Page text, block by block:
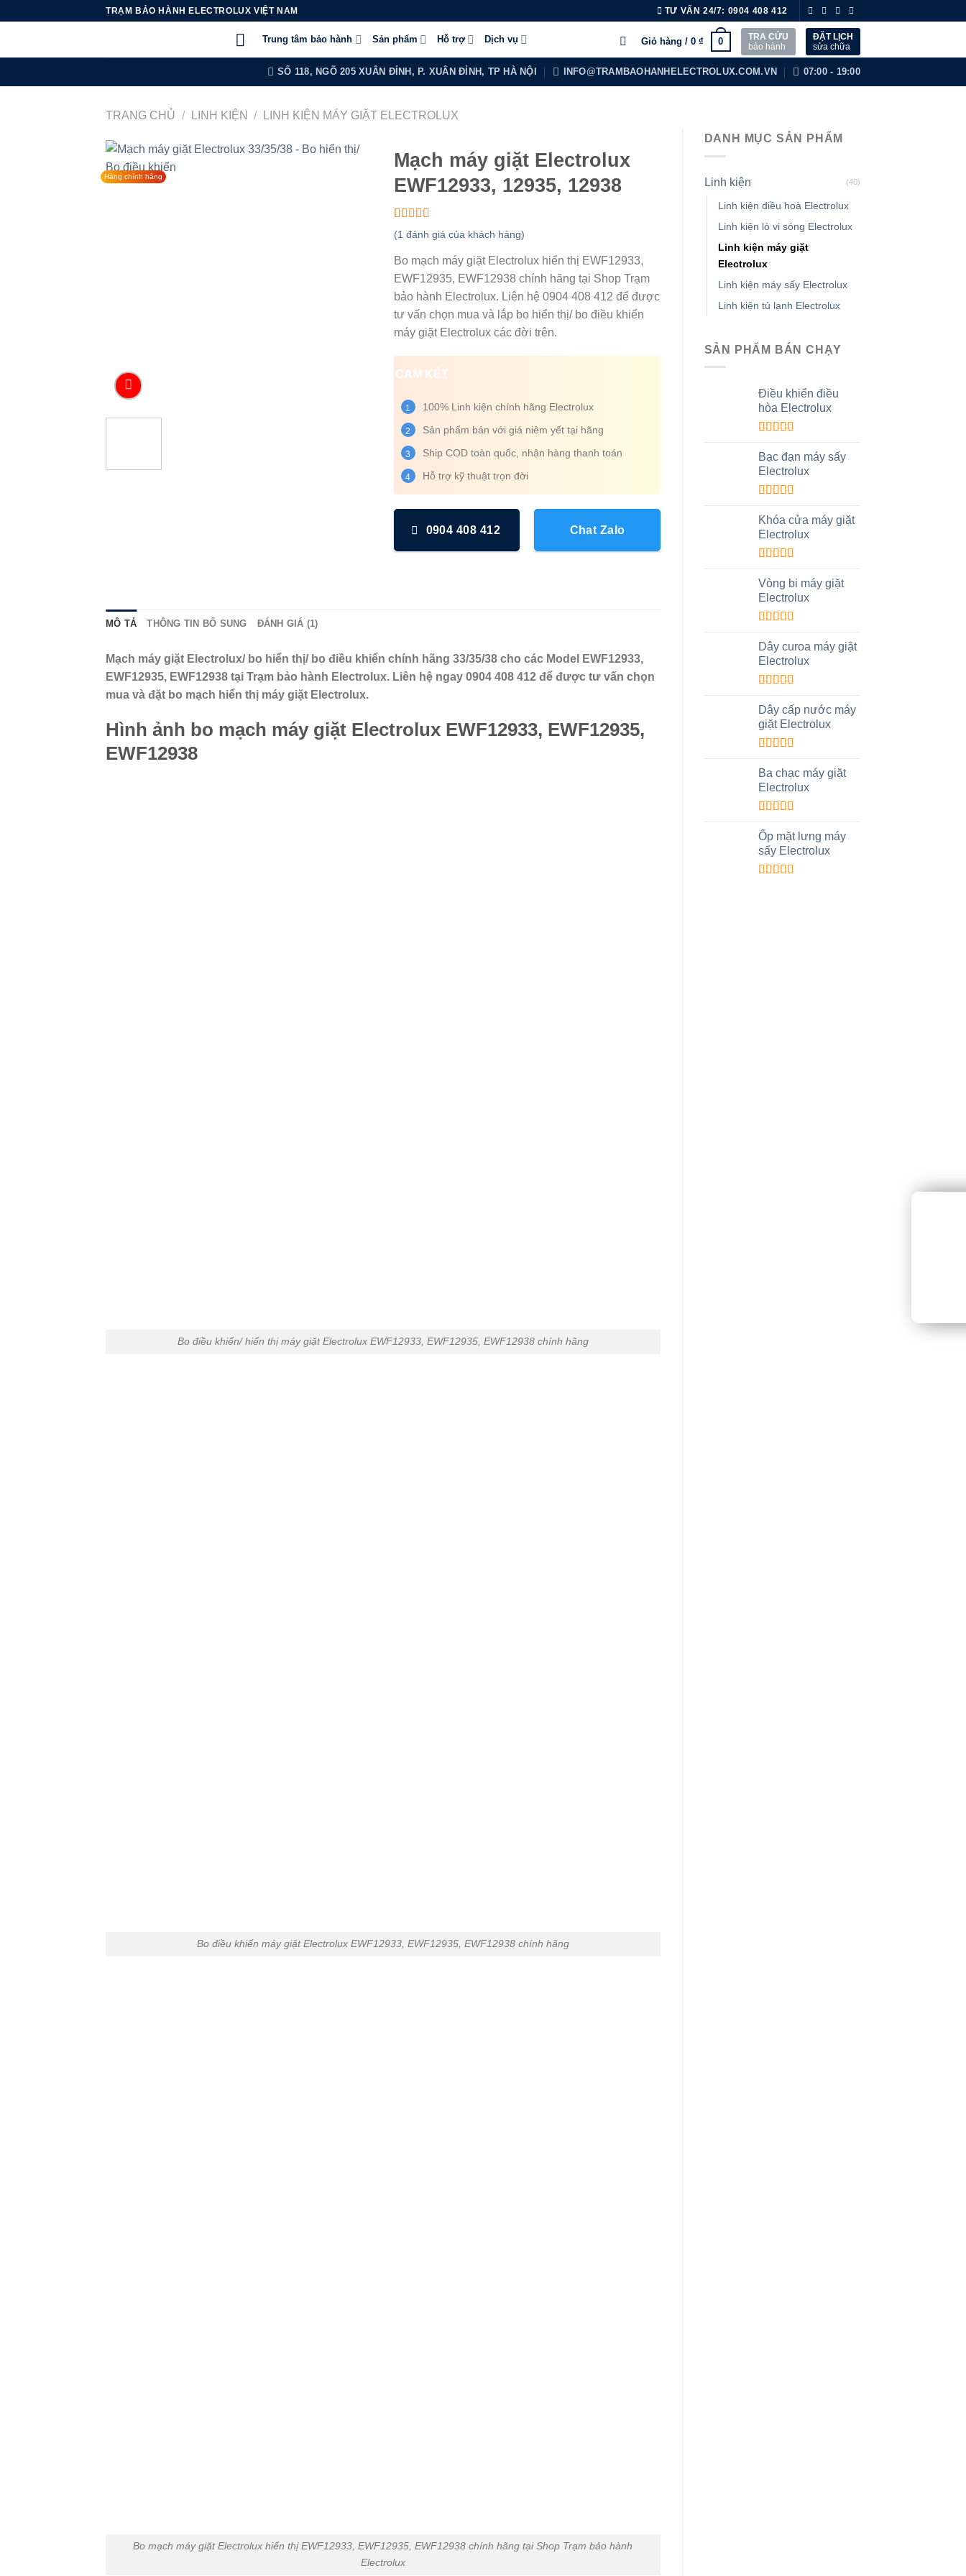
TRẠM BẢO HÀNH ELECTROLUX VIỆT NAM TƯ VẤN 24/7: 0904 408 412
Trung tâm bảo hành Sản phẩm Hỗ trợ Dịch vụ Giỏ hàng / 0 ₫ 0
TRA CỨU
bảo hành
ĐẶT LỊCH
sửa chữa
SỐ 118, NGÕ 205 XUÂN ĐỈNH, P. XUÂN ĐỈNH, TP HÀ NỘI INFO@TRAMBAOHANHELECTROLUX.COM.VN 07:00 - 19:00
TRANG CHỦ / LINH KIỆN /
LINH KIỆN MÁY GIẶT ELECTROLUX
DANH MỤC SẢN PHẨM
Linh kiện (40)
Linh kiện điều hoà Electrolux
Linh kiện lò vi sóng Electrolux
Linh kiện máy giặt
Electrolux
Linh kiện máy sấy Electrolux
Linh kiện tủ lạnh Electrolux
SẢN PHẨM BÁN CHẠY
Điều khiển điều
hòa Electrolux
hạng5.00 5
sao
Bạc đạn máy sấy
Electrolux
hạng5.005
sao
Khóa cửa máy giặt
Electrolux
hạng5.005
sao
Vòng bi máy giặt
Electrolux
hạng5.005
sao
Dây curoa máy giặt
Electrolux
hạng4.00
5 sao
Dây cấp nước máy
giặt Electrolux
hạng4.00
5 sao
Ba chạc máy giặt
Electrolux
hạng5.005
sao
Ốp mặt lưng máy
sấy Electrolux
Hàng chính hãng
Mạch máy giặt Electrolux
EWF12933, 12935, 12938
5.00trên 5
dựa trên
1
đánh giá
(1 đánh giá của khách hàng)
Bo mạch máy giặt Electrolux hiển thị EWF12933,
EWF12935, EWF12938 chính hãng tại Shop Trạm
bảo hành Electrolux. Liên hệ 0904 408 412 để được
tư vấn chọn mua và lắp bo hiển thị/ bo điều khiển
máy giặt Electrolux các đời trên.
CAM KẾT
1 100% Linh kiện chính hãng Electrolux
2 Sản phẩm bán với giá niêm yết tại hãng
3 Ship COD toàn quốc, nhận hàng thanh toán
4 Hỗ trợ kỹ thuật trọn đời
0904 408 412 Chat Zalo
MÔ TẢ THÔNG TIN BỔ SUNG ĐÁNH GIÁ (1)
Mạch máy giặt Electrolux/ bo hiển thị/ bo điều khiển chính hãng 33/35/38 cho các Model EWF12933,
EWF12935, EWF12938 tại Trạm bảo hành Electrolux. Liên hệ ngay 0904 408 412 để được tư vấn chọn
mua và đặt bo mạch hiển thị máy giặt Electrolux.
Hình ảnh bo mạch máy giặt Electrolux EWF12933, EWF12935,
EWF12938
Bo điều khiển/ hiển thị máy giặt Electrolux EWF12933, EWF12935, EWF12938 chính hãng
Bo điều khiển máy giặt Electrolux EWF12933, EWF12935, EWF12938 chính hãng
Bo mạch máy giặt Electrolux hiển thị EWF12933, EWF12935, EWF12938 chính hãng tại Shop Trạm bảo hành
Electrolux